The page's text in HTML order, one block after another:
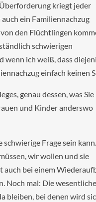
kriegt jeder
ein Familiennachzug
den Flüchtlingen
schwierigen
wenn ich weiß, dass
einfach keinen
genau dessen, was Sie
und Kinder anderswo
Frage sein
wir wollen und sie
bei einem
Noch mal: Die wesentliche
bleiben, bei denen wird